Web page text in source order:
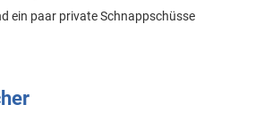
ein paar private Schnappschüsse